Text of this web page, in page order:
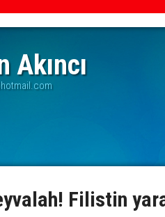
Akıncı
Filistin